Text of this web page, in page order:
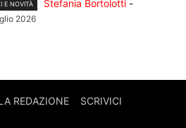
E NOVITÀ Stefania Bortolotti -
2026
REDAZIONE SCRIVICI